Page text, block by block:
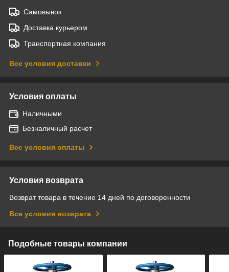
Самовывоз
Доставка курьером
Транспортная компания
Все условия доставки
Условия оплаты
Наличными
Безналичный расчет
Все условия оплаты
Условия возврата
Возврат товара в течение 14 дней по договоренности
Все условия возврата
Подобные товары компании